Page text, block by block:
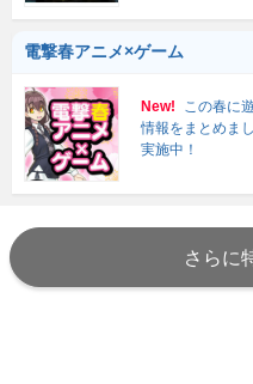
電撃春アニメ×ゲーム
New!
この春に
情報をまとめま
実施中！
さらに